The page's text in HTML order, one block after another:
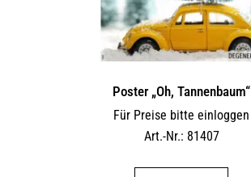
Poster „Oh, Tannenbaum“
Für Preise bitte einloggen
Art.-Nr.: 81407